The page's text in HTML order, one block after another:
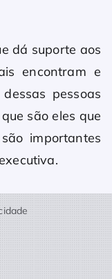
dá suporte aos
encontram e
pessoas
são eles que
importantes